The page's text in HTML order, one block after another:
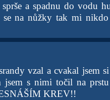
a spadnu do vodu
na nůžky tak mi
vzal a cvakal jsem
jsem s nimi točil na
KREV!!